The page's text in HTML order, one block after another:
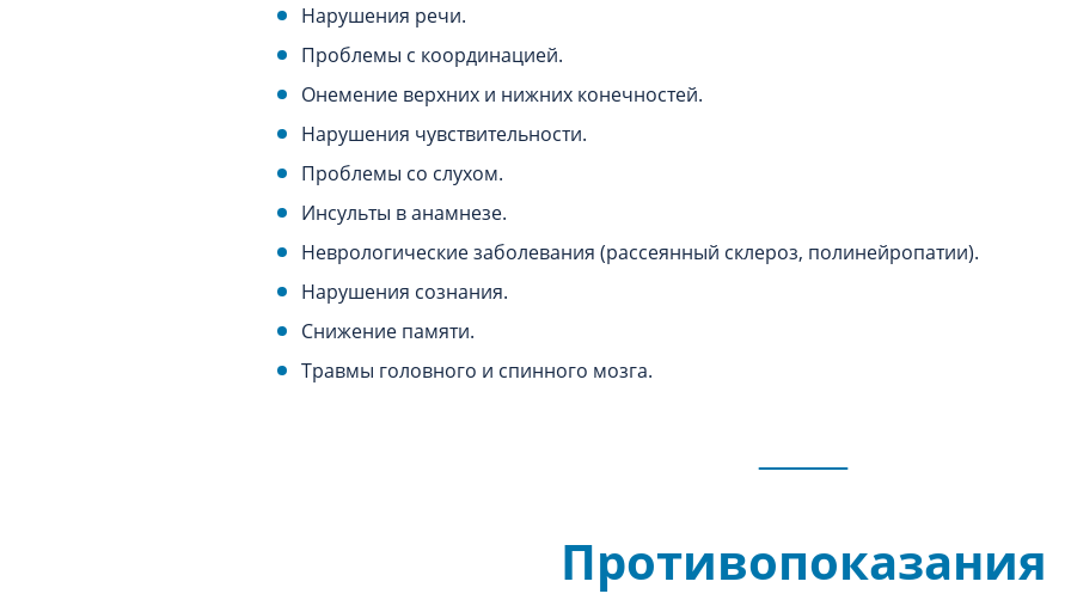
Нарушения речи.
Проблемы с координацией.
Онемение верхних и нижних конечностей.
Нарушения чувствительности.
Проблемы со слухом.
Инсульты в анамнезе.
Неврологические заболевания (рассеянный склероз, полинейропатии).
Нарушения сознания.
Снижение памяти.
Травмы головного и спинного мозга.
Противопоказания